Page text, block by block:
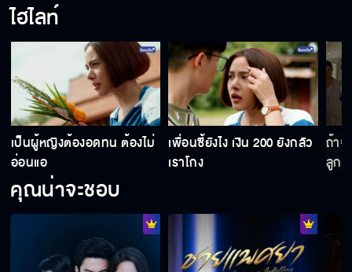
ทิ้งชีวิตเดิมไว้ที่นั่น ตอนนี้ลื้อตายไปแล้ว
อั๊วจะเลือกเองว่าจะให้ใครขึ้นมาแทนอั๊ว
เหมือนเมื่อก่อน
ไฮไลท์
เป็นผู้หญิงต้องอดทน ต้องไม่
อ่อนแอ
เพื่อนซี้ยังไง เงิน 200 ยังกลัว
เราโกง
ถ้าจ
ลูก
คุณน่าจะชอบ